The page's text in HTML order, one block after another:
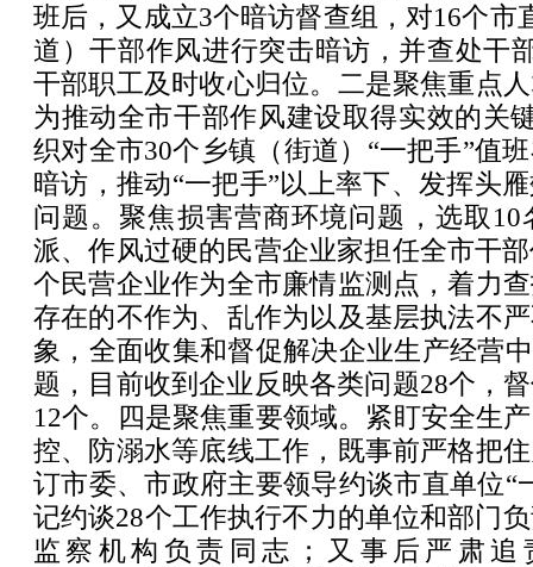
班后，又成立3个暗访督查组，对16个市
道）干部作风进行突击暗访，并查处干
干部职工及时收心归位。二是聚焦重点
为推动全市干部作风建设取得实效的关
织对全市30个乡镇（街道）“一把手”值
暗访，推动“一把手”以上率下、发挥头
问题。聚焦损害营商环境问题，选取
派、作风过硬的民营企业家担任全市干
个民营企业作为全市廉情监测点，着力
存在的不作为、乱作为以及基层执法不
象，全面收集和督促解决企业生产经营
题，目前收到企业反映各类问题28个，
12个。四是聚焦重要领域。紧盯安全生
控、防溺水等底线工作，既事前严格把
订市委、市政府主要领导约谈市直单位“
记约谈28个工作执行不力的单位和部门
监察机构负责同志；又事后严肃追